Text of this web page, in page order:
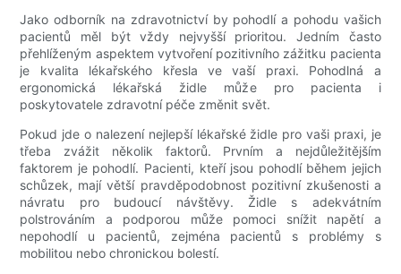
Jako odborník na zdravotnictví by pohodlí a pohodu vašich
pacientů měl být vždy nejvyšší prioritou. Jedním často
přehlíženým aspektem vytvoření pozitivního zážitku pacienta
je kvalita lékařského křesla ve vaší praxi. Pohodlná a
ergonomická lékařská židle může pro pacienta i
poskytovatele zdravotní péče změnit svět.
Pokud jde o nalezení nejlepší lékařské židle pro vaši praxi, je
třeba zvážit několik faktorů. Prvním a nejdůležitějším
faktorem je pohodlí. Pacienti, kteří jsou pohodlí během jejich
schůzek, mají větší pravděpodobnost pozitivní zkušenosti a
návratu pro budoucí návštěvy. Židle s adekvátním
polstrováním a podporou může pomoci snížit napětí a
nepohodlí u pacientů, zejména pacientů s problémy s
mobilitou nebo chronickou bolestí.